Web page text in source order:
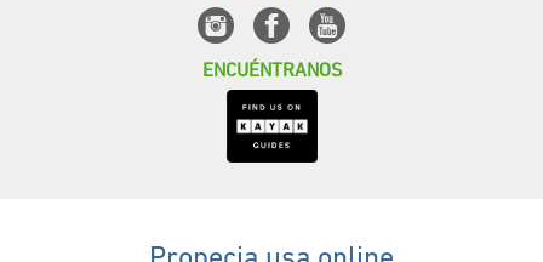
ENCUÉNTRANOS
Propecia usa online